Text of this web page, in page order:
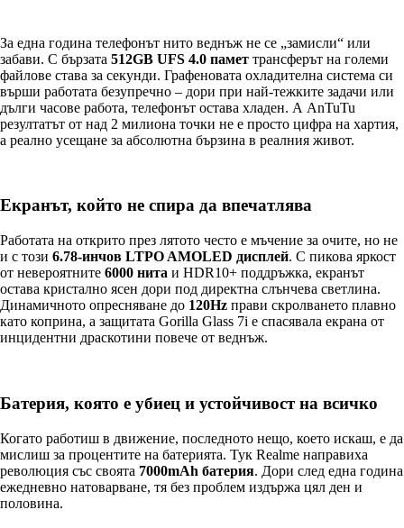
За една година телефонът нито веднъж не се „замисли“ или
забави. С бързата 512GB UFS 4.0 памет трансферът на големи
файлове става за секунди. Графеновата охладителна система си
върши работата безупречно – дори при най-тежките задачи или
дълги часове работа, телефонът остава хладен. А AnTuTu
резултатът от над 2 милиона точки не е просто цифра на хартия,
а реално усещане за абсолютна бързина в реалния живот.
Екранът, който не спира да впечатлява
Работата на открито през лятото често е мъчение за очите, но не
и с този 6.78-инчов LTPO AMOLED дисплей. С пикова яркост
от невероятните 6000 нита и HDR10+ поддръжка, екранът
остава кристално ясен дори под директна слънчева светлина.
Динамичното опресняване до 120Hz прави скролването плавно
като коприна, а защитата Gorilla Glass 7i е спасявала екрана от
инцидентни драскотини повече от веднъж.
Батерия, която е убиец и устойчивост на всичко
Когато работиш в движение, последното нещо, което искаш, е да
мислиш за процентите на батерията. Тук Realme направиха
революция със своята 7000mAh батерия. Дори след една година
ежедневно натоварване, тя без проблем издържа цял ден и
половина.